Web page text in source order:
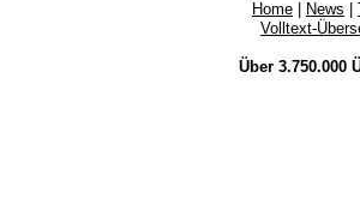
Home News
Volltext-
Über 3.750.000